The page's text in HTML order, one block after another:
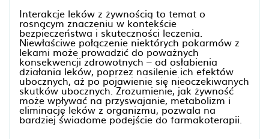
Interakcje leków z żywnością to temat o
rosnącym znaczeniu w kontekście
bezpieczeństwa i skuteczności leczenia.
Niewłaściwe połączenie niektórych pokarmów z
lekami może prowadzić do poważnych
konsekwencji zdrowotnych – od osłabienia
działania leków, poprzez nasilenie ich efektów
ubocznych, aż po pojawienie się nieoczekiwanych
skutków ubocznych. Zrozumienie, jak żywność
może wpływać na przyswajanie, metabolizm i
eliminację leków z organizmu, pozwala na
bardziej świadome podejście do farmakoterapii.